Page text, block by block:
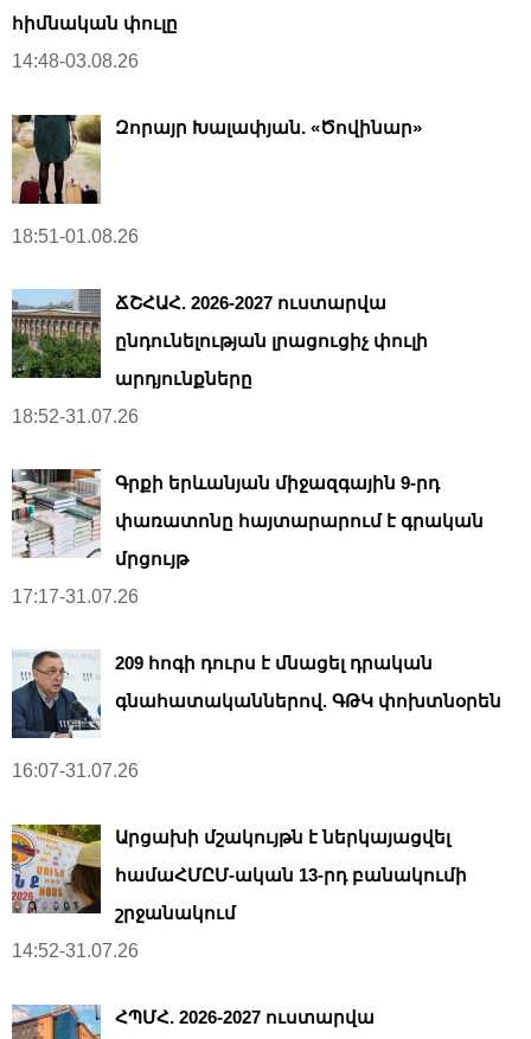
հիմնական փուլը
14:48-03.08.26
Զորայր Խալափյան. «Ծովինար»
18:51-01.08.26
ՃՇՀԱՀ. 2026-2027 ուստարվա
ընդունելության լրացուցիչ փուլի
արդյունքները
18:52-31.07.26
Գրքի երևանյան միջազգային 9-րդ
փառատոնը հայտարարում է գրական
մրցույթ
17:17-31.07.26
209 հոգի դուրս է մնացել դրական
գնահատականներով. ԳԹԿ փոխտնօրեն
16:07-31.07.26
Արցախի մշակույթն է ներկայացվել
համաՀՄԸՄ-ական 13-րդ բանակումի
շրջանակում
14:52-31.07.26
ՀՊՄՀ. 2026-2027 ուստարվա